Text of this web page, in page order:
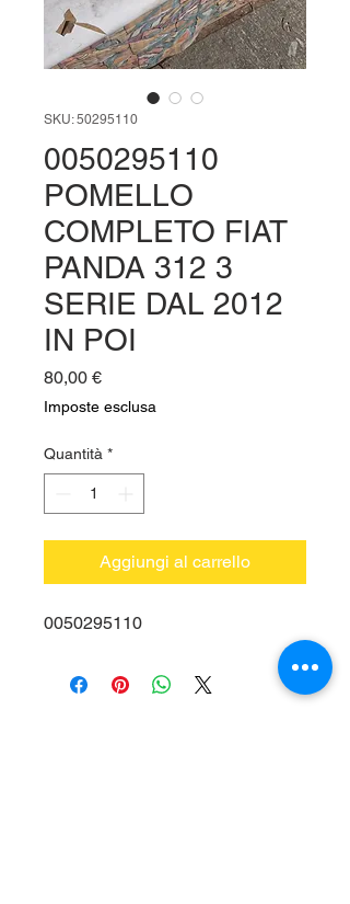
SKU: 50295110
0050295110
POMELLO
COMPLETO FIAT
PANDA 312 3
SERIE DAL 2012
IN POI
80,00 €Prezzo
Imposte esclusa
Quantità *
Aggiungi al carrello
0050295110